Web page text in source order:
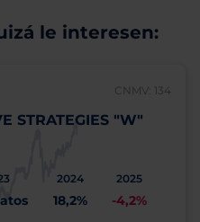
le interesen:
CNMV: 134
STRATEGIES "W"
2024
18,2%
2025
-4,2%